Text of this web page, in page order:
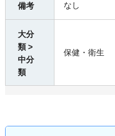
備考 なし
大分
類 >
中分
類
保健・衛生